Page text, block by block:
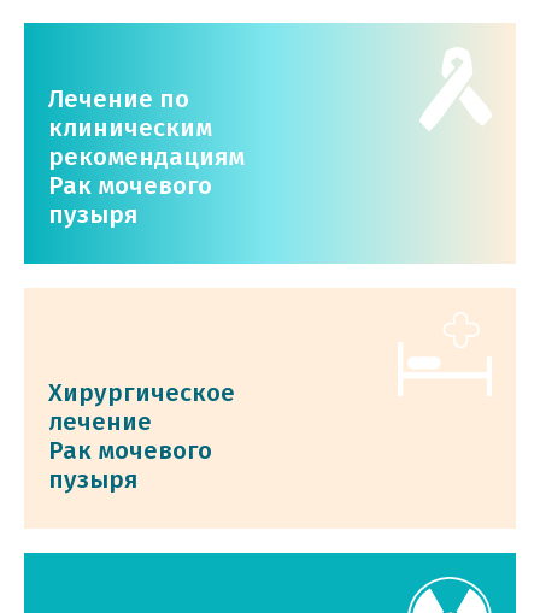
Лечение по
клиническим
рекомендациям
Рак мочевого
пузыря
Хирургическое
лечение
Рак мочевого
пузыря